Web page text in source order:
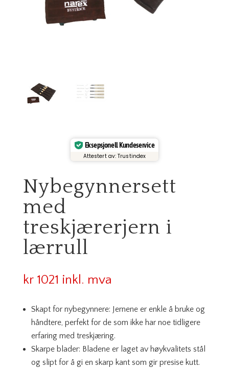
Eksepsjonell Kundeservice
Attestert av: Trustindex
Nybegynnersett
med
treskjærerjern i
lærrull
kr1021 inkl. mva
Skapt for nybegynnere: Jernene er enkle å bruke og
håndtere, perfekt for de som ikke har noe tidligere
erfaring med treskjæring.
Skarpe blader: Bladene er laget av høykvalitets stål
og slipt for å gi en skarp kant som gir presise kutt.